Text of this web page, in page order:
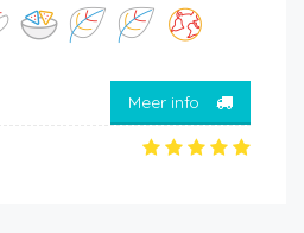
Meer info